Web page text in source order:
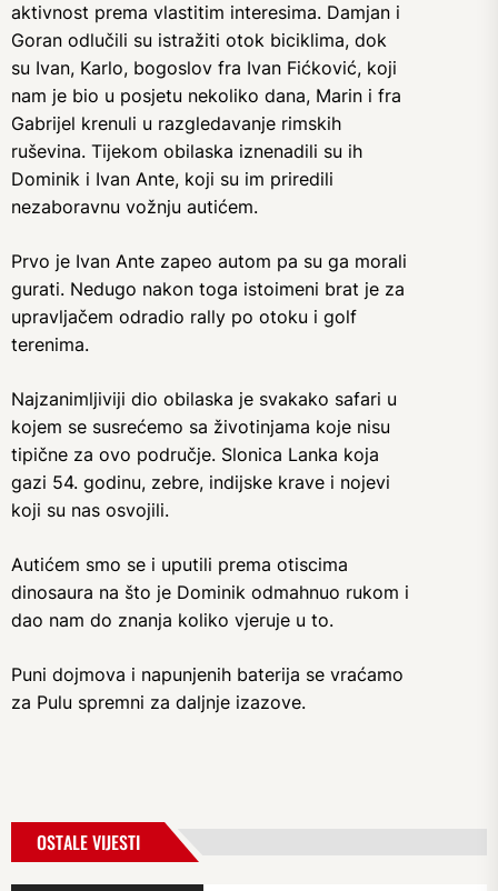
aktivnost prema vlastitim interesima. Damjan i
Goran odlučili su istražiti otok biciklima, dok
su Ivan, Karlo, bogoslov fra Ivan Fićković, koji
nam je bio u posjetu nekoliko dana, Marin i fra
Gabrijel krenuli u razgledavanje rimskih
ruševina. Tijekom obilaska iznenadili su ih
Dominik i Ivan Ante, koji su im priredili
nezaboravnu vožnju autićem.
Prvo je Ivan Ante zapeo autom pa su ga morali
gurati. Nedugo nakon toga istoimeni brat je za
upravljačem odradio rally po otoku i golf
terenima.
Najzanimljiviji dio obilaska je svakako safari u
kojem se susrećemo sa životinjama koje nisu
tipične za ovo područje. Slonica Lanka koja
gazi 54. godinu, zebre, indijske krave i nojevi
koji su nas osvojili.
Autićem smo se i uputili prema otiscima
dinosaura na što je Dominik odmahnuo rukom i
dao nam do znanja koliko vjeruje u to.
Puni dojmova i napunjenih baterija se vraćamo
za Pulu spremni za daljnje izazove.
OSTALE VIJESTI